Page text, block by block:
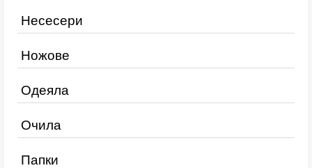
Несесери
Ножове
Одеяла
Очила
Папки